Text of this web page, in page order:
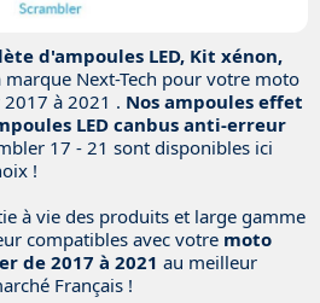
d'ampoules LED, Kit xénon,
marque Next-Tech pour votre moto
2017 à 2021 . Nos ampoules effet
LED canbus anti-erreur
17 - 21 sont disponibles ici
!
à vie des produits et large gamme
compatibles avec votre moto
de 2017 à 2021 au meilleur
Français !